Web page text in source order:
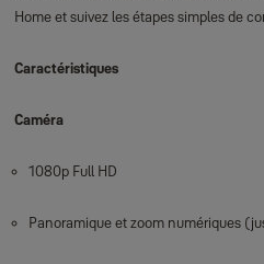
Home et suivez les étapes simples de
Caractéristiques
Caméra
1080p Full HD
Panoramique et zoom numériques